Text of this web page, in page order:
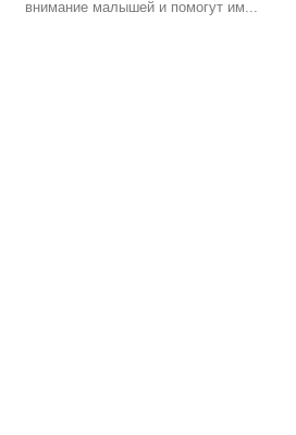
внимание малышей и помогут им...